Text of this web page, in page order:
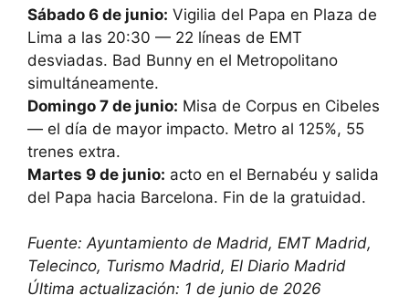
Sábado 6 de junio: Vigilia del Papa en Plaza de
Lima a las 20:30 — 22 líneas de EMT
desviadas. Bad Bunny en el Metropolitano
simultáneamente.
Domingo 7 de junio: Misa de Corpus en Cibeles
— el día de mayor impacto. Metro al 125%, 55
trenes extra.
Martes 9 de junio: acto en el Bernabéu y salida
del Papa hacia Barcelona. Fin de la gratuidad.
Fuente: Ayuntamiento de Madrid, EMT Madrid,
Telecinco, Turismo Madrid, El Diario Madrid
Última actualización: 1 de junio de 2026